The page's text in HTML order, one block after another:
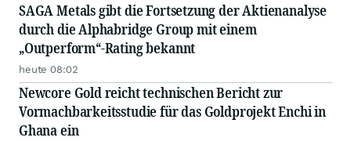
SAGA Metals gibt die Fortsetzung der Aktienanalyse
durch die Alphabridge Group mit einem
„Outperform“-Rating bekannt
heute 08:02
Newcore Gold reicht technischen Bericht zur
Vormachbarkeitsstudie für das Goldprojekt Enchi in
Ghana ein